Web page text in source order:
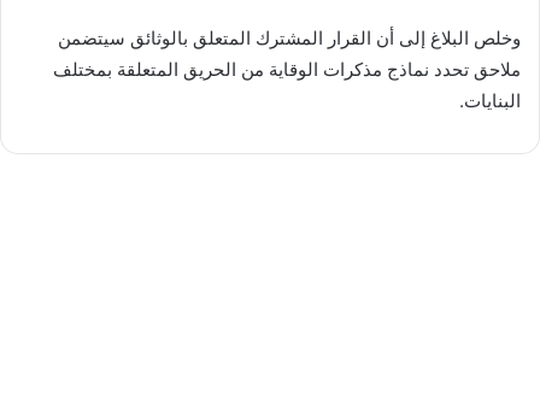
وخلص البلاغ إلى أن القرار المشترك المتعلق بالوثائق سيتضمن
ملاحق تحدد نماذج مذكرات الوقاية من الحريق المتعلقة بمختلف
البنايات.